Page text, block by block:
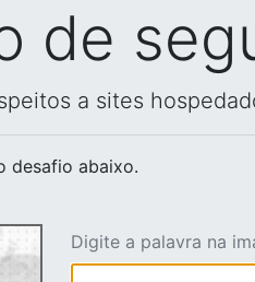
de
a sites
desafio abaixo.
Digite a palavra na